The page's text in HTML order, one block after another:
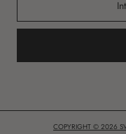
COPYRIGHT © 2026